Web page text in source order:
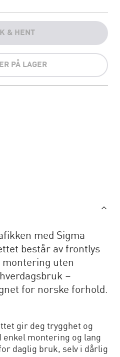
& HENT
PÅ LAGER
med Sigma
består av frontlys
montering uten
–
for norske forhold.
gir deg trygghet og
enkel montering og lang
daglig bruk, selv i dårlig